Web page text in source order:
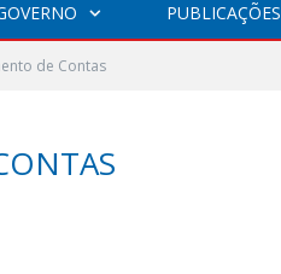
PUBLICAÇÕES
de Contas